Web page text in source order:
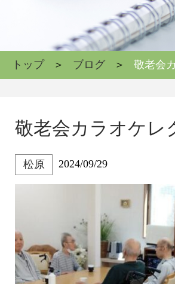
トップ ブログ 敬老会
敬老会カラオケレ
松原 2024/09/29